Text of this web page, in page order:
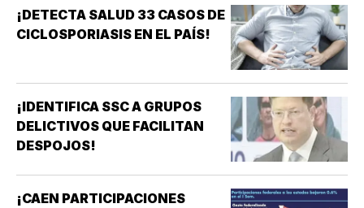
¡DETECTA SALUD 33 CASOS DE
CICLOSPORIASIS EN EL PAÍS!
¡IDENTIFICA SSC A GRUPOS
DELICTIVOS QUE FACILITAN
DESPOJOS!
¡CAEN PARTICIPACIONES